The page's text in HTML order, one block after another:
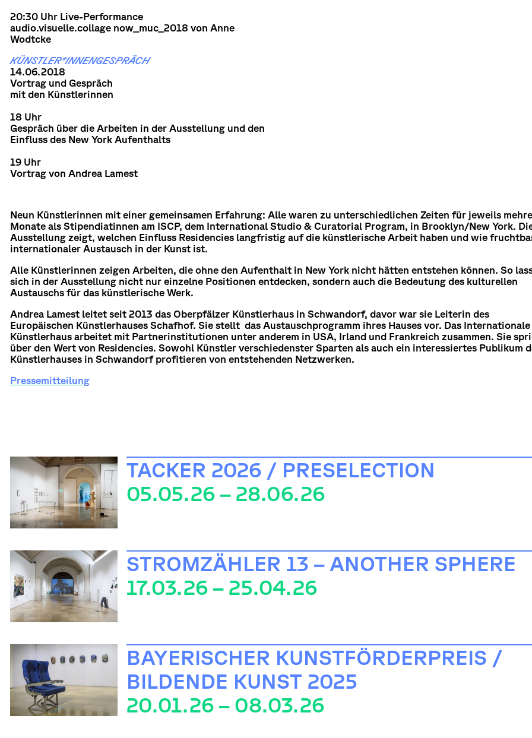
20:30 Uhr Live-Performance
audio.visuelle.collage now_muc_2018 von Anne
Wodtcke
KÜNSTLER*INNENGESPRÄCH
14.06.2018
Vortrag und Gespräch
mit den Künstlerinnen
18 Uhr
Gespräch über die Arbeiten in der Ausstellung und den
Einfluss des New York Aufenthalts
19 Uhr
Vortrag von Andrea Lamest
Neun Künstlerinnen mit einer gemeinsamen Erfahrung: Alle waren zu unterschiedlichen Zeiten für jeweils
Monate als Stipendiatinnen am ISCP, dem International Studio & Curatorial Program, in Brooklyn/New York.
Ausstellung zeigt, welchen Einfluss Residencies langfristig auf die künstlerische Arbeit haben und wie
internationaler Austausch in der Kunst ist.
Alle Künstlerinnen zeigen Arbeiten, die ohne den Aufenthalt in New York nicht hätten entstehen können. So
sich in der Ausstellung nicht nur einzelne Positionen entdecken, sondern auch die Bedeutung des kulturellen
Austauschs für das künstlerische Werk.
Andrea Lamest leitet seit 2013 das Oberpfälzer Künstlerhaus in Schwandorf, davor war sie Leiterin des
Europäischen Künstlerhauses Schafhof. Sie stellt das Austauschprogramm ihres Hauses vor. Das Internationale
Künstlerhaus arbeitet mit Partnerinstitutionen unter anderem in USA, Irland und Frankreich zusammen. Sie
über den Wert von Residencies. Sowohl Künstler verschiedenster Sparten als auch ein interessiertes Publikum
Künstlerhauses in Schwandorf profitieren von entstehenden Netzwerken.
Pressemitteilung
TACKER 2026 / PRESELECTION
05.05.26 – 28.06.26
STROMZÄHLER 13 – ANOTHER SPHERE
17.03.26 – 25.04.26
BAYERISCHER KUNSTFÖRDERPREIS /
BILDENDE KUNST 2025
20.01.26 – 08.03.26